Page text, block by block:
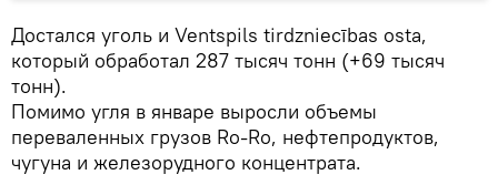
Достался уголь и Ventspils tirdzniecības osta,
который обработал 287 тысяч тонн (+69 тысяч
тонн).
Помимо угля в январе выросли объемы
переваленных грузов Ro-Ro, нефтепродуктов,
чугуна и железорудного концентрата.